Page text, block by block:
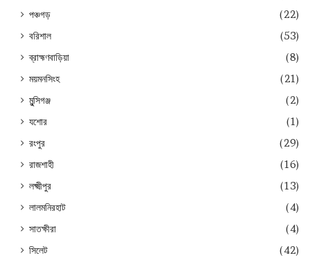
পঞ্চগড়
(22)
বরিশাল
(53)
ব্রাহ্মণবাড়িয়া
(8)
ময়মনসিংহ
(21)
মুন্সিগঞ্জ
(2)
যশোর
(1)
রংপুর
(29)
রাজশাহী
(16)
লক্ষ্মীপুর
(13)
লালমনিরহাট
(4)
সাতক্ষীরা
(4)
সিলেট
(42)